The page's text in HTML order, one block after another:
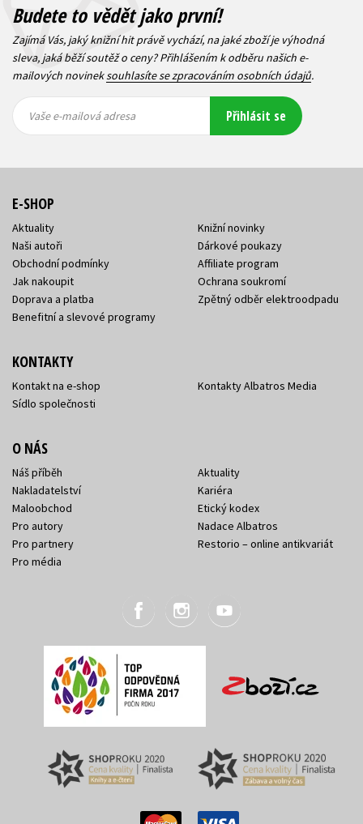
Budete to vědět jako první!
Zajímá Vás, jaký knižní hit právě vychází, na jaké zboží je výhodná
sleva, jaká běží soutěž o ceny? Přihlášením k odběru našich e-
mailových novineksouhlasíte se zpracováním osobních údajů.
mailová
mailová
Vaše e-mailová adresa Přihlásit se
E-SHOP
Aktuality
Naši autoři
Obchodní podmínky
Jak nakoupit
Doprava a platba
Benefitní a slevové programy
Knižní novinky
Dárkové poukazy
Affiliate program
Ochrana soukromí
Zpětný odběr elektroodpadu
KONTAKTY
Kontakt na e-shop
Sídlo společnosti
Kontakty Albatros Media
O NÁS
Náš příběh
Nakladatelství
Maloobchod
Pro autory
Pro partnery
Pro média
Aktuality
Kariéra
Etický kodex
Nadace Albatros
Restorio – online antikvariát